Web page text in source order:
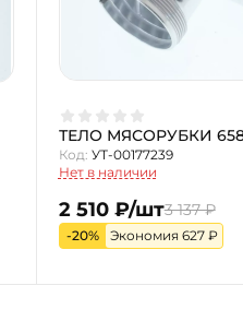
ТЕЛО МЯСОРУБКИ
Код: УТ-00177239
Нет в наличии
2 510 ₽/шт3 137 ₽
-20% Экономия 627 ₽